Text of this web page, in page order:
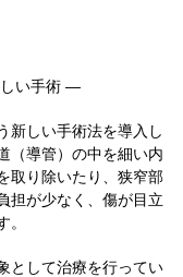
い手術 ―
新しい手術法を導入し
（導管）の中を細い内
取り除いたり、狭窄部
担が少なく、傷が目立
として治療を行ってい